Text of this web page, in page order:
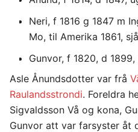
Neri, f 1816 g 1847 m
Mo, til Amerika 1861,
Gunvor, f 1820, d
Asle Ånundsdotter var frå
Raulandsstrondi. Foreldra
Sigvaldsson Vå og kona,
Gunvor att var farsyster åt